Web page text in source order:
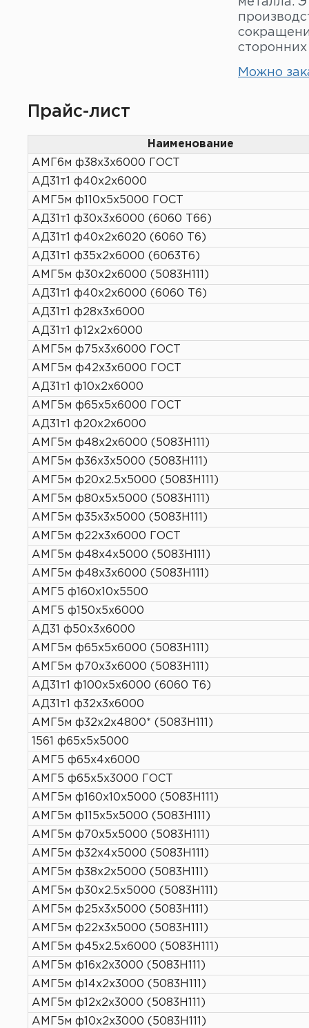
140 мм
150 мм
160 мм
Можно
Прайс-лист
Наименование
АМГ6м ф38х3х6000 ГОСТ
АД31т1 ф40х2х6000
АМГ5м ф110х5х5000 ГОСТ
АД31т1 ф30х3х6000 (6060 Т66)
АД31т1 ф40х2х6020 (6060 Т6)
АД31т1 ф35х2х6000 (6063Т6)
АМГ5м ф30х2х6000 (5083H111)
АД31т1 ф40х2х6000 (6060 Т6)
АД31т1 ф28х3х6000
АД31т1 ф12х2х6000
АМГ5м ф75х3х6000 ГОСТ
АМГ5м ф42х3х6000 ГОСТ
АД31т1 ф10х2х6000
АМГ5м ф65х5х6000 ГОСТ
АД31т1 ф20х2х6000
АМГ5м ф48х2х6000 (5083H111)
АМГ5м ф36х3х5000 (5083H111)
АМГ5м ф20х2.5х5000 (5083H111)
АМГ5м ф80х5х5000 (5083H111)
АМГ5м ф35х3х5000 (5083H111)
АМГ5м ф22х3х6000 ГОСТ
АМГ5м ф48х4х5000 (5083H111)
АМГ5м ф48х3х6000 (5083H111)
АМГ5 ф160х10х5500
АМГ5 ф150х5х6000
АД31 ф50х3х6000
АМГ5м ф65х5х6000 (5083H111)
АМГ5м ф70х3х6000 (5083H111)
АД31т1 ф100х5х6000 (6060 Т6)
АД31т1 ф32х3х6000
АМГ5м ф32х2х4800* (5083H111)
1561 ф65х5х5000
АМГ5 ф65х4х6000
АМГ5 ф65х5х3000 ГОСТ
АМГ5м ф160х10х5000 (5083H111)
АМГ5м ф115х5х5000 (5083H111)
АМГ5м ф70х5х5000 (5083H111)
АМГ5м ф32х4х5000 (5083H111)
АМГ5м ф38х2х5000 (5083H111)
АМГ5м ф30х2.5х5000 (5083H111)
АМГ5м ф25х3х5000 (5083H111)
АМГ5м ф22х3х5000 (5083H111)
АМГ5м ф45х2.5х6000 (5083H111)
АМГ5м ф16х2х3000 (5083H111)
АМГ5м ф14х2х3000 (5083H111)
АМГ5м ф12х2х3000 (5083H111)
АМГ5м ф10х2х3000 (5083H111)